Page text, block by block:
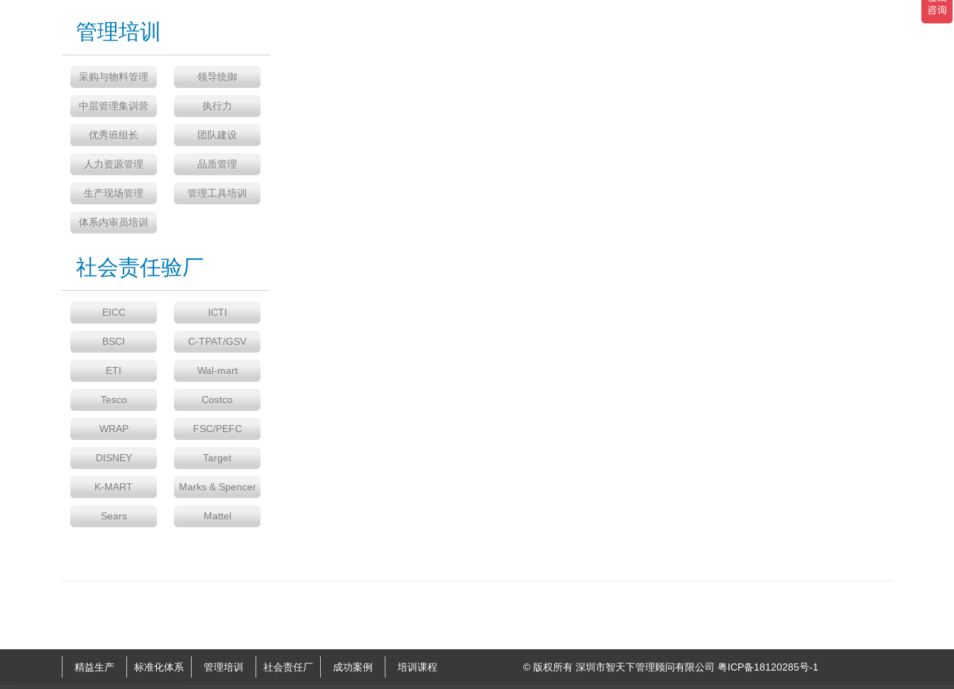
管理培训
采购与物料管理 领导统御
中层管理集训营 执行力
优秀班组长 团队建设
人力资源管理 品质管理
生产现场管理 管理工具培训
体系内审员培训
社会责任验厂
EICC ICTI
BSCI C-TPAT/GSV
ETI Wal-mart
Tesco Costco
WRAP FSC/PEFC
DISNEY Target
K-MART Marks & Spencer
Sears Mattel
精益生产 标准化体系 管理培训 社会责任厂 成功案例 培训课程 © 版权所有 深圳市智天下管理顾问有限公司 粤ICP备18120285号-1